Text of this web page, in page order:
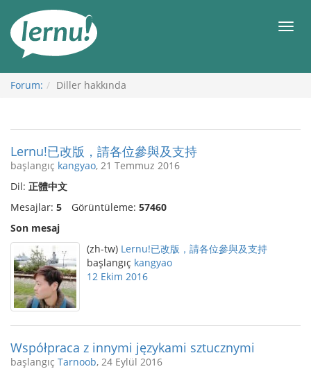
Görüntüleme
Forum: Diller hakkında
Lernu!已改版，請各位參與及支持
başlangıç kangyao, 21 Temmuz 2016
Dil: 正體中文
Mesajlar: 5 Görüntüleme: 57460
Son mesaj
(zh-tw) Lernu!已改版，請各位參與及支持
başlangıç kangyao
12 Ekim 2016
Współpraca z innymi językami sztucznymi
başlangıç Tarnoob, 24 Eylül 2016